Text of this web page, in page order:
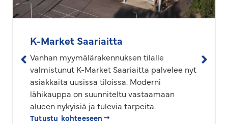
K-Market Saariaitta
Vanhan myymälärakennuksen tilalle
valmistunut K-Market Saariaitta palvelee nyt
asiakkaita uusissa tiloissa. Moderni
lähikauppa on suunniteltu vastaamaan
alueen nykyisiä ja tulevia tarpeita.
Tutustu kohteeseen